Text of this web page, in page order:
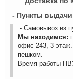
- Пункты
- Самовывоз из
Мы находимся:
офис 243, 3 этаж.
пешком.
Время работы